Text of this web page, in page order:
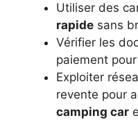
Utiliser des
rapide sans
Vérifier les
paiement
Exploiter
revente pour
camping car